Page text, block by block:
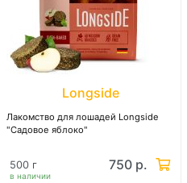
Longside
Лакомство для лошадей Longside
"Садовое яблоко"
в наличии
500 г 750 р.